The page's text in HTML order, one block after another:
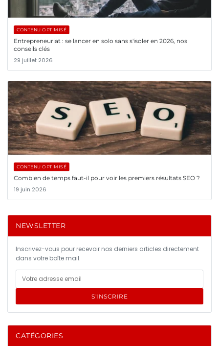
CONTENU OPTIMISÉ
Entrepreneuriat : se lancer en solo sans s'isoler en 2026, nos
conseils clés
29 juillet 2026
CONTENU OPTIMISÉ
Combien de temps faut-il pour voir les premiers résultats SEO ?
19 juin 2026
NEWSLETTER
Inscrivez-vous pour recevoir nos derniers articles directement
dans votre boîte mail.
S'INSCRIRE
CATÉGORIES